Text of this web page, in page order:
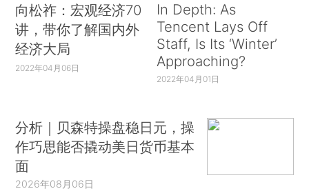
向松祚：宏观经济70
讲，带你了解国内外
经济大局
2022年04月06日
In Depth: As
Tencent Lays Off
Staff, Is Its ‘Winter’
Approaching?
2022年04月01日
分析｜贝森特操盘稳日元，操
作巧思能否撬动美日货币基本
面
2026年08月06日